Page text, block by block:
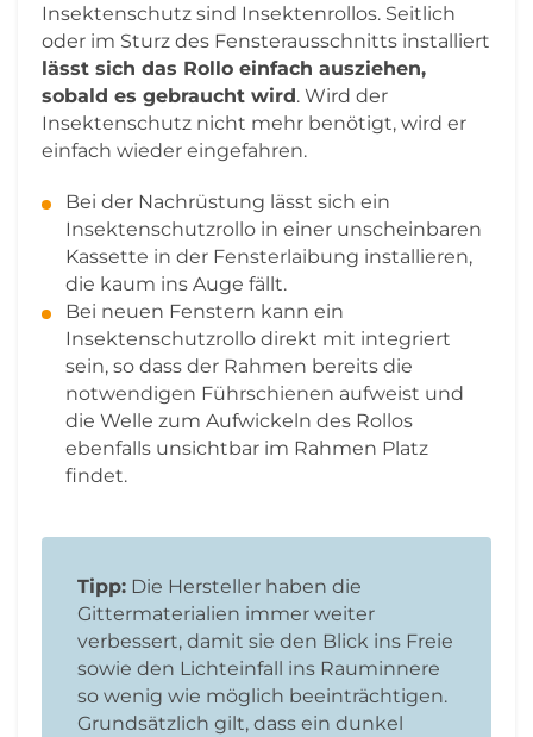
Insektenschutz sind Insektenrollos. Seitlich
oder im Sturz des Fensterausschnitts installiert
lässt sich das Rollo einfach ausziehen,
sobald es gebraucht wird . Wird der
Insektenschutz nicht mehr benötigt, wird er
einfach wieder eingefahren.
Bei der Nachrüstung lässt sich ein
Insektenschutzrollo in einer unscheinbaren
Kassette in der Fensterlaibung installieren,
die kaum ins Auge fällt.
Bei neuen Fenstern kann ein
Insektenschutzrollo direkt mit integriert
sein, so dass der Rahmen bereits die
notwendigen Führschienen aufweist und
die Welle zum Aufwickeln des Rollos
ebenfalls unsichtbar im Rahmen Platz
findet.
Tipp: Die Hersteller haben die
Gittermaterialien immer weiter
verbessert, damit sie den Blick ins Freie
sowie den Lichteinfall ins Rauminnere
so wenig wie möglich beeinträchtigen.
Grundsätzlich gilt, dass ein dunkel